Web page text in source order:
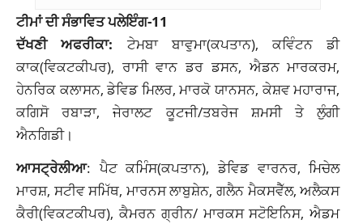
ਟੀਮਾਂ ਦੀ ਸੰਭਾਵਿਤ ਪਲੇਇੰਗ-11
ਦੱਖਣੀ ਅਫਰੀਕਾ: ਟੇਮਬਾ ਬਾਵੁਮਾ(ਕਪਤਾਨ), ਕਵਿੰਟਨ ਡੀ
ਕਾਕ(ਵਿਕਟਕੀਪਰ), ਰਾਸੀ ਵਾਨ ਡਰ ਡਸਨ, ਐਡਨ ਮਾਰਕਰਮ,
ਹੇਨਰਿਕ ਕਲਾਸਨ, ਡੇਵਿਡ ਮਿਲਰ, ਮਾਰਕੋ ਯਾਨਸਨ, ਕੇਸ਼ਵ ਮਹਾਰਾਜ,
ਕਗਿਸੋ ਰਬਾੜਾ, ਜੇਰਾਲਟ ਕੂਟਜੀ/ਤਬਰੇਜ ਸ਼ਮਸੀ ਤੇ ਲੁੰਗੀ
ਐਨਗਿਡੀ।
ਆਸਟ੍ਰੇਲੀਆ: ਪੈਟ ਕਮਿੰਸ(ਕਪਤਾਨ), ਡੇਵਿਡ ਵਾਰਨਰ, ਮਿਚੇਲ
ਮਾਰਸ਼, ਸਟੀਵ ਸਮਿੱਥ, ਮਾਰਨਸ ਲਾਬੁਸ਼ੇਨ, ਗਲੈਨ ਮੈਕਸਵੈੱਲ, ਅਲੈਕਸ
ਕੈਰੀ(ਵਿਕਟਕੀਪਰ), ਕੈਮਰਨ ਗ੍ਰੀਨ/ ਮਾਰਕਸ ਸਟੋਇਨਿਸ, ਐਡਮ